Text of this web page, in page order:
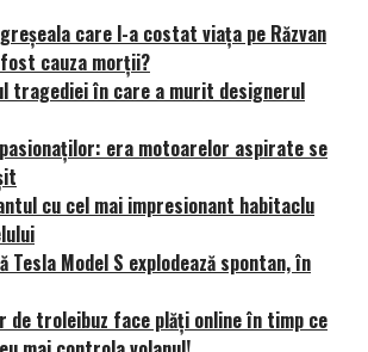
care l-a costat viața pe Răzvan
fost cauza morții?
tragediei în care a murit designerul
era motoarelor aspirate se
cu cel mai impresionant habitaclu
Tesla Model S explodează spontan, în
de troleibuz face plăți online în timp ce